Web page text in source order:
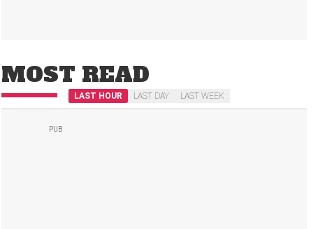
MOST READ
LAST HOUR LAST DAY LAST WEEK